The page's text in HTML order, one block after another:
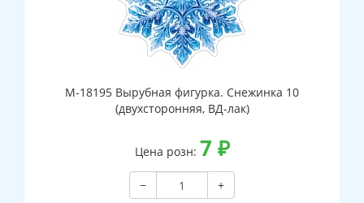
М-18195 Вырубная фигурка. Снежинка 10
(двухсторонняя, ВД-лак)
Цена розн: 7 ₽
−
+